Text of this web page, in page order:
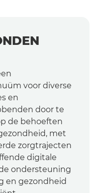
voor diverse
en
door te
de behoeften
met
zorgtrajecten
digitale
ondersteuning
en gezondheid